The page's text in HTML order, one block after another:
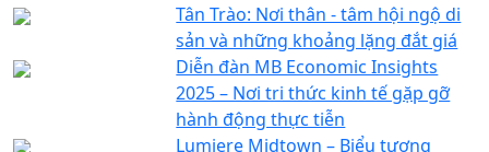
Tân Trào: Nơi thân - tâm hội ngộ di
sản và những khoảng lặng đắt giá
Diễn đàn MB Economic Insights
2025 – Nơi tri thức kinh tế gặp gỡ
hành động thực tiễn
Lumiere Midtown – Biểu tượng